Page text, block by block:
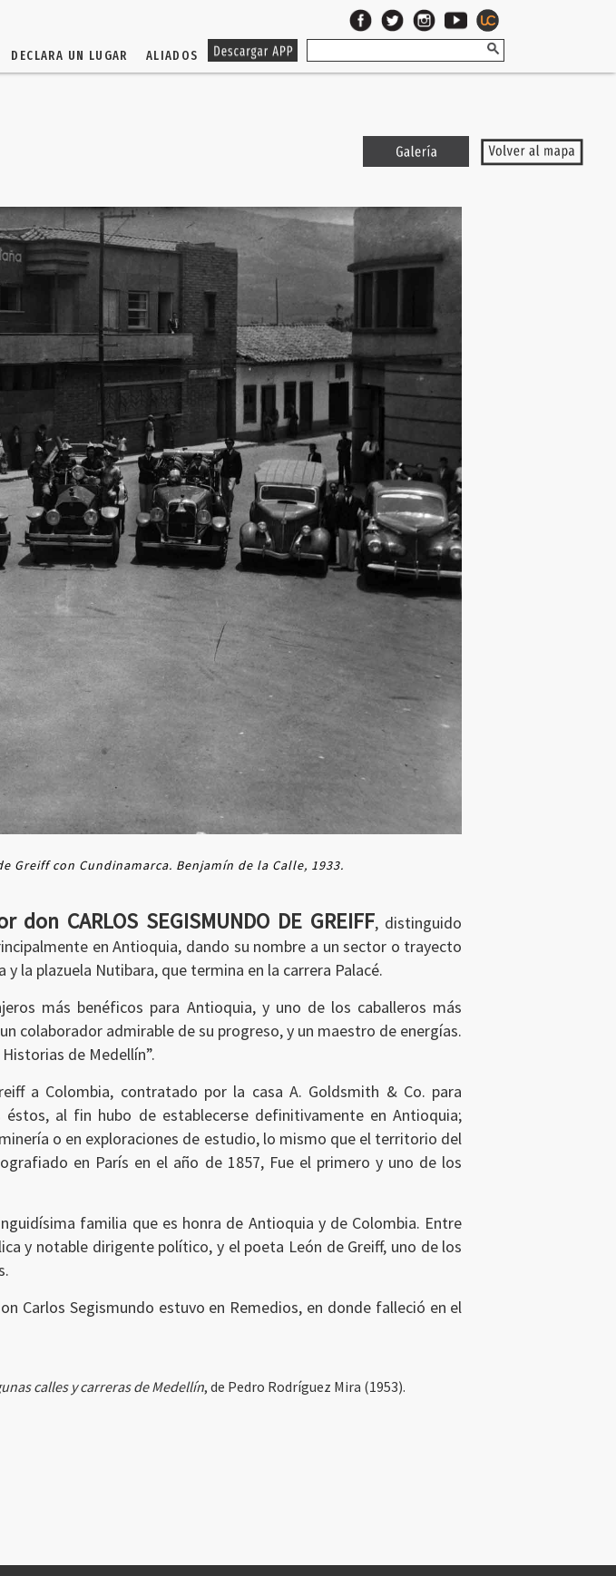
DECLARA UN LUGAR ALIADOS
Greiff con Cundinamarca. Benjamín de la Calle, 1933.
CARLOS SEGISMUNDO DE GREIFF, distinguido
en Antioquia, dando su nombre a un sector o trayecto
la plazuela Nutibara, que termina en la carrera Palacé.
más benéficos para Antioquia, y uno de los caballeros más
colaborador admirable de su progreso, y un maestro de energías.
de Medellín”.
a Colombia, contratado por la casa A. Goldsmith & Co. para
al fin hubo de establecerse definitivamente en Antioquia;
o en exploraciones de estudio, lo mismo que el territorio del
en París en el año de 1857, Fue el primero y uno de los
familia que es honra de Antioquia y de Colombia. Entre
y notable dirigente político, y el poeta León de Greiff, uno de los
Carlos Segismundo estuvo en Remedios, en donde falleció en el
calles y carreras de Medellín, de Pedro Rodríguez Mira (1953).